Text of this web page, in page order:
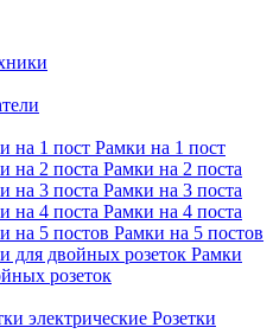
Рамки на 1 пост
Рамки на 2 поста
Рамки на 3 поста
Рамки на 4 поста
Рамки на 5 постов
Рамки
розеток
Розетки